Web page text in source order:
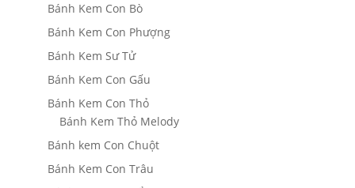
Bánh Kem Con Bò
Bánh Kem Con Phượng
Bánh Kem Sư Tử
Bánh Kem Con Gấu
Bánh Kem Con Thỏ
Bánh Kem Thỏ Melody
Bánh kem Con Chuột
Bánh Kem Con Trâu